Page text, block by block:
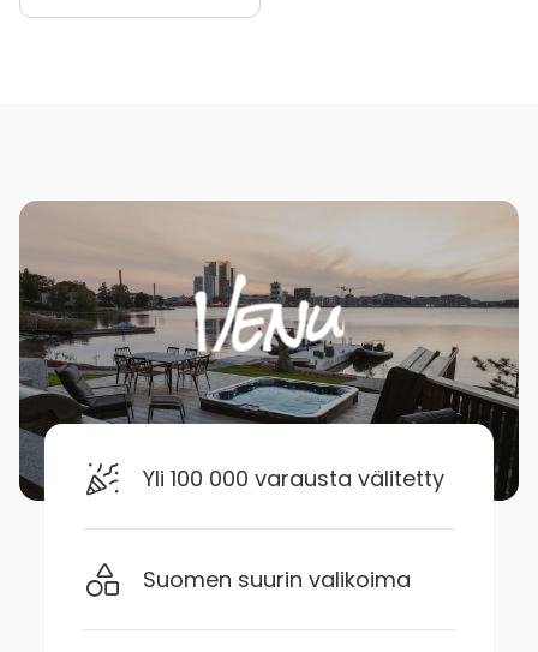
Yli 100 000 varausta välitetty
Suomen suurin valikoima